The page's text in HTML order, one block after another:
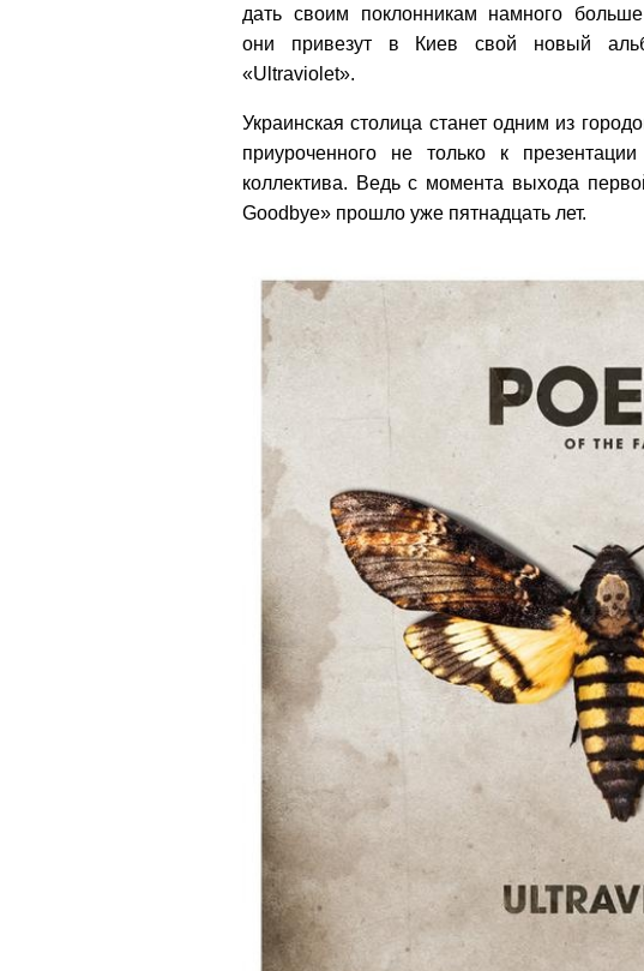
дать своим поклонникам намного
они привезут в Киев свой новый
«Ultraviolet».
Украинская столица станет одним из
приуроченного не только к
коллектива. Ведь с момента выхода
Goodbye» прошло уже пятнадцать лет.